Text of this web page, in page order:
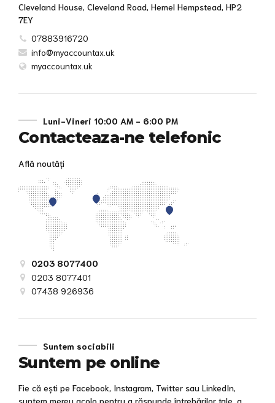
Cleveland House, Cleveland Road, Hemel Hempstead, HP2
7EY
07883916720
info@myaccountax.uk
myaccountax.uk
Luni-Vineri 10:00 AM - 6:00 PM
Contacteaza-ne telefonic
Află noutăți
0203 8077400
0203 8077401
07438 926936
Suntem sociabili
Suntem pe online
Fie că ești pe Facebook, Instagram, Twitter sau LinkedIn,
suntem mereu acolo pentru a răspunde întrebărilor tale, a